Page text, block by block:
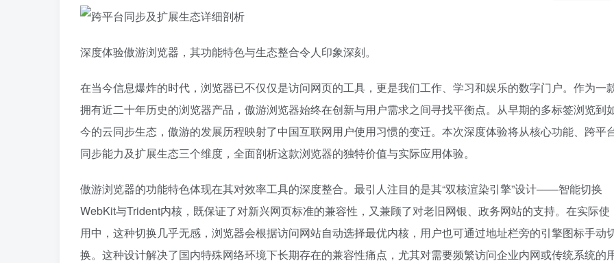
深度体验傲游浏览器，其功能特色与生态整合令人印象深刻。
在当今信息爆炸的时代，浏览器已不仅仅是访问网页的工具，更是我们工作、学习和娱乐的数字门户。作为一
拥有近二十年历史的浏览器产品，傲游浏览器始终在创新与用户需求之间寻找平衡点。从早期的多标签浏览到
今的云同步生态，傲游的发展历程映射了中国互联网用户使用习惯的变迁。本次深度体验将从核心功能、跨平
同步能力及扩展生态三个维度，全面剖析这款浏览器的独特价值与实际应用体验。
傲游浏览器的功能特色体现在其对效率工具的深度整合。最引人注目的是其“双核渲染引擎”设计——智能切换
WebKit与Trident内核，既保证了对新兴网页标准的兼容性，又兼顾了对老旧网银、政务网站的支持。在实际使
用中，这种切换几乎无感，浏览器会根据访问网站自动选择最优内核，用户也可通过地址栏旁的引擎图标手动
换。这种设计解决了国内特殊网络环境下长期存在的兼容性痛点，尤其对需要频繁访问企业内网或传统系统的